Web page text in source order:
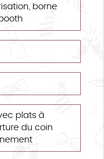
borne
plats à
du coin